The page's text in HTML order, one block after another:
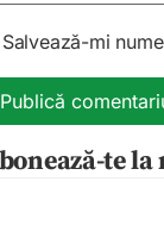
Salvează-mi
te